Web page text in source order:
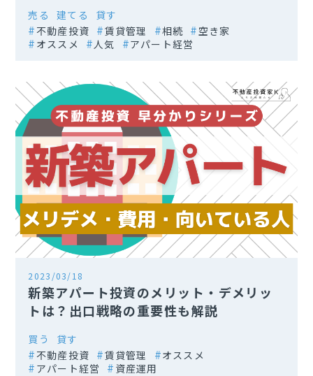
売る 建てる
貸す
不動産投資
賃貸管理 相続
空き家
オススメ
人気 アパート経営
2023/03/18
新築アパート投資のメリット・デメリッ
トは？出口戦略の重要性も解説
買う
貸す
不動産投資
賃貸管理
オススメ
アパート経営
資産運用